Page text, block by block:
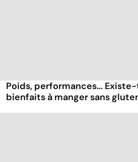
Poids, performances...
bienfaits à manger sans